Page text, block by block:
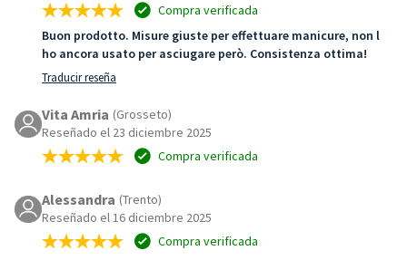
Compra verificada
Buon prodotto. Misure giuste per effettuare manicure, non l
ho ancora usato per asciugare però. Consistenza ottima!
Traducir reseña
Vita Amria (Grosseto)
Reseñado el 23 diciembre 2025
Compra verificada
Alessandra (Trento)
Reseñado el 16 diciembre 2025
Compra verificada